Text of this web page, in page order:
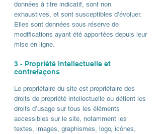
données à titre indicatif, sont non
exhaustives, et sont susceptibles d’évoluer.
Elles sont données sous réserve de
modifications ayant été apportées depuis leur
mise en ligne.
3 - Propriété intellectuelle et
contrefaçons
Le propriétaire du site est propriétaire des
droits de propriété intellectuelle ou détient les
droits d’usage sur tous les éléments
accessibles sur le site, notamment les
textes, images, graphismes, logo, icônes,